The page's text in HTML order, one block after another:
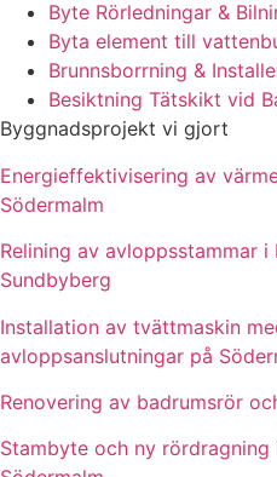
Byte Rörledningar &
Byta element till
Brunnsborrning &
Besiktning Tätskikt vid
Byggnadsprojekt vi gjort
Energieffektivisering av
Södermalm
Relining av avloppsstammar
Sundbyberg
Installation av tvättmaskin
avloppsanslutningar på
Renovering av badrumsrör
Stambyte och ny